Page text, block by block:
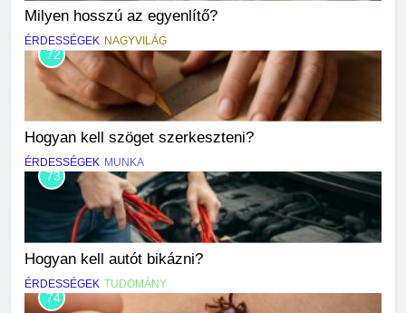
Milyen hosszú az egyenlítő?
ÉRDESSÉGEK NAGYVILÁG
72
Hogyan kell szöget szerkeszteni?
ÉRDESSÉGEK MUNKA
73
Hogyan kell autót bikázni?
ÉRDESSÉGEK TUDOMÁNY
74